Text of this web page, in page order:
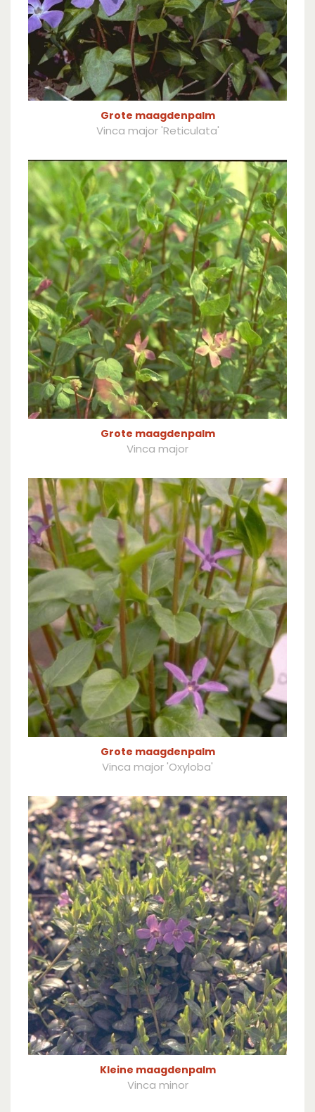
Grote maagdenpalm
Vinca major 'Reticulata'
Grote maagdenpalm
Vinca major
Grote maagdenpalm
Vinca major 'Oxyloba'
Kleine maagdenpalm
Vinca minor